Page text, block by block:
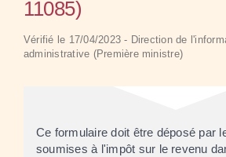
11085)
Vérifié le 17/04/2023 - Direction de
administrative (Première ministre)
Ce formulaire doit être déposé par
soumises à l'impôt sur le revenu